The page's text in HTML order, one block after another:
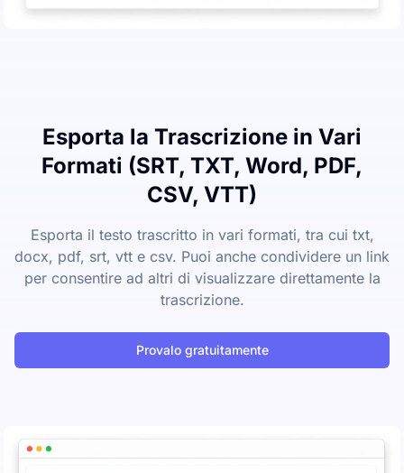
Esporta la Trascrizione in Vari
Formati (SRT, TXT, Word, PDF,
CSV, VTT)
Esporta il testo trascritto in vari formati, tra cui txt,
docx, pdf, srt, vtt e csv. Puoi anche condividere un link
per consentire ad altri di visualizzare direttamente la
trascrizione.
Provalo gratuitamente